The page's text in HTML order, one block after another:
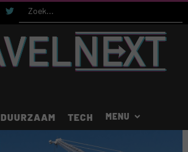
DUURZAAM TECH